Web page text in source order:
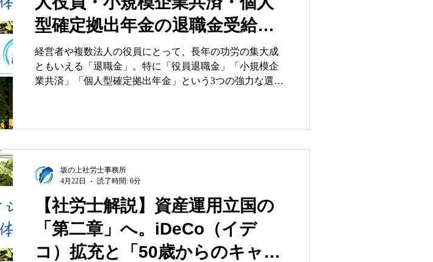
長く備える」社会制度への適合〜 今回の改正の根底に
は、「社会経済の変化を踏まえた年金制度の機能強化」
の公的年金制度および私的年金制度は、60歳での定年退
職をひとつの区切りとして設計されていました。しか
し、健康寿命の延伸や継続雇用の普及により
型確定拠出年金の退職金受給
「完全最適解」～制度改正の背
景から読み解く戦略的出口設計
経営者や複数法人の役員にとって、長年の功労の集大成
ともいえる「退職金」。特に「役員退職金」「小規模企
業共済」「個人型確定拠出年金」という3つの強力な選択
者や税理士が推奨していた「個人型確定拠出年金を60歳
で受け取り、65歳で役員退職金を受け取る」という黄金
の定石は、直近の税制改正により完全に崩壊しました。
国税庁の新たな通達や規則の変更を見落とし、安易に過
去の専門知識を適用すれば、想定外の巨額な税負担を強
いられることになります。 本稿では、令和8年の最新税制
と関係法令、国税庁の租税回答（質疑応答集）を極めて
【社労士解説】資産運用立国の
「第二章」へ。iDeCo（イデ
コ）拡充と「50歳からのキャッ
坂の上社労士事務所
4月22日
読了時間: 6分